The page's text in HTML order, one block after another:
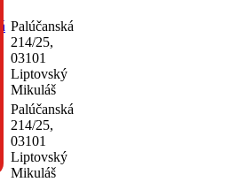
Palúčanská
214/25,
03101
Liptovský
Mikuláš
Palúčanská
214/25,
03101
Liptovský
Mikuláš